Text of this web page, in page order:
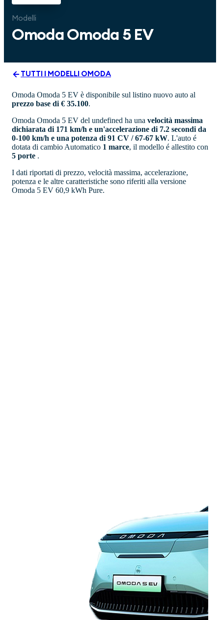
Modelli
Omoda Omoda 5 EV
TUTTI I MODELLI OMODA
Omoda Omoda 5 EV è disponibile sul listino nuovo auto al
prezzo base di € 35.100.
Omoda Omoda 5 EV del undefined ha una velocità massima
dichiarata di 171 km/h e un'accelerazione di 7.2 secondi da
0-100 km/h e una potenza di 91 CV / 67-67 kW. L'auto é
dotata di cambio Automatico 1 marce, il modello é allestito con
5 porte .
I dati riportati di prezzo, velocità massima, accelerazione,
potenza e le altre caratteristiche sono riferiti alla versione
Omoda 5 EV 60,9 kWh Pure.